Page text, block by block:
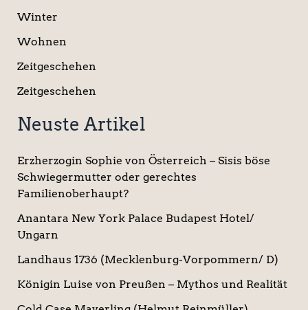
Winter
Wohnen
Zeitgeschehen
Zeitgeschehen
Neuste Artikel
Erzherzogin Sophie von Österreich – Sisis böse
Schwiegermutter oder gerechtes
Familienoberhaupt?
Anantara New York Palace Budapest Hotel/
Ungarn
Landhaus 1736 (Mecklenburg-Vorpommern/ D)
Königin Luise von Preußen – Mythos und Realität